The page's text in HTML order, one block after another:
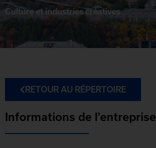
Culture et industries créatives
RETOUR AU RÉPERTOIRE
Informations de l'entreprise